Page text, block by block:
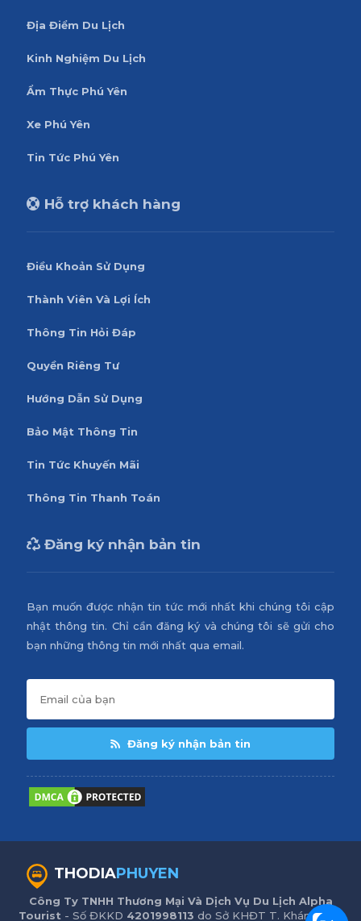
Địa Điểm Du Lịch
Kinh Nghiệm Du Lịch
Ẩm Thực Phú Yên
Xe Phú Yên
Tin Tức Phú Yên
Hỗ trợ khách hàng
Điều Khoản Sử Dụng
Thành Viên Và Lợi Ích
Thông Tin Hỏi Đáp
Quyền Riêng Tư
Hướng Dẫn Sử Dụng
Bảo Mật Thông Tin
Tin Tức Khuyến Mãi
Thông Tin Thanh Toán
Đăng ký nhận bản tin
Bạn muốn được nhận tin tức mới nhất khi chúng tôi cập
nhật thông tin. Chỉ cần đăng ký và chúng tôi sẽ gửi cho
bạn những thông tin mới nhất qua email.
Đăng ký nhận bản tin
THODIAPHUYEN
Công Ty TNHH Thương Mại Và Dịch Vụ Du Lịch Alpha
Tourist - Số ĐKKD 4201998113 do Sở KHĐT T. Khánh Hòa